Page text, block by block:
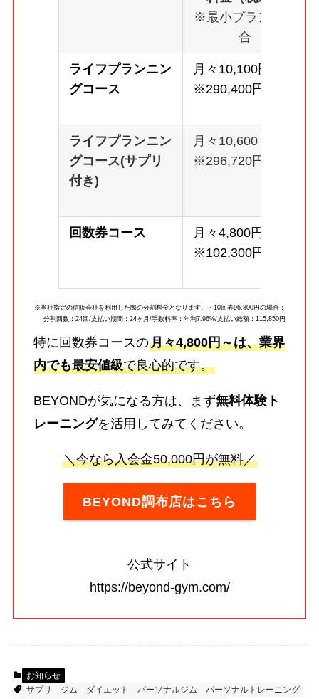
※最小プランの場
合
ライフプランニン
グコース
月々10,100円～
※290,400円
ライフプランニン
グコース(サプリ
付き)
月々10,600～
※296,720円
回数券コース
月々4,800円～
※102,300円
※当社指定の信販会社を利用した際の分割料金となります。・10回券96,800円の場合：
分割回数：24回/支払い期間：24ヶ月/手数料率：年利7.96%/支払い総額：115,850円
特に回数券コースの月々4,800円～は、業界
内でも最安値級で良心的です。
BEYONDが気になる方は、まず無料体験ト
レーニングを活用してみてください。
＼今なら入会金50,000円が無料／
BEYOND調布店はこちら
公式サイト
https://beyond-gym.com/
お知らせ
サプリ
ジム ダイエット パーソナルジム パーソナルトレーニング